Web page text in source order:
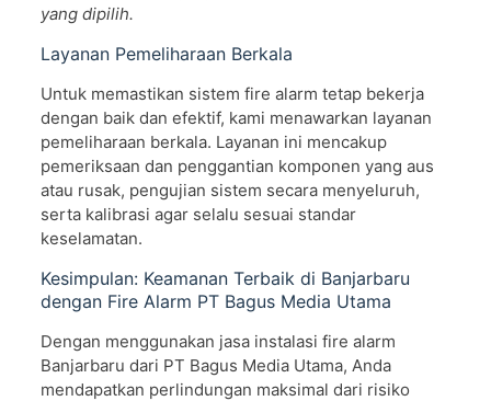
yang dipilih.
Layanan Pemeliharaan Berkala
Untuk memastikan sistem fire alarm tetap bekerja
dengan baik dan efektif, kami menawarkan layanan
pemeliharaan berkala. Layanan ini mencakup
pemeriksaan dan penggantian komponen yang aus
atau rusak, pengujian sistem secara menyeluruh,
serta kalibrasi agar selalu sesuai standar
keselamatan.
Kesimpulan: Keamanan Terbaik di Banjarbaru
dengan Fire Alarm PT Bagus Media Utama
Dengan menggunakan jasa instalasi fire alarm
Banjarbaru dari PT Bagus Media Utama, Anda
mendapatkan perlindungan maksimal dari risiko